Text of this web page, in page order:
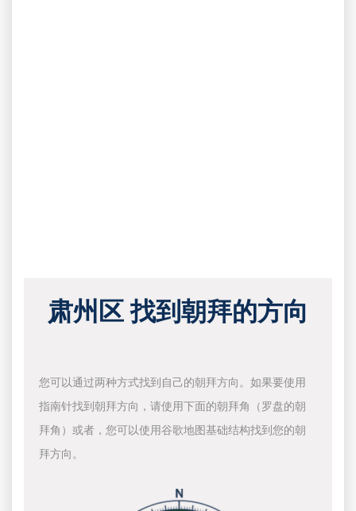
肃州区 找到朝拜的方向
您可以通过两种方式找到自己的朝拜方向。如果要使用
指南针找到朝拜方向，请使用下面的朝拜角（罗盘的朝
拜角）或者，您可以使用谷歌地图基础结构找到您的朝
拜方向。